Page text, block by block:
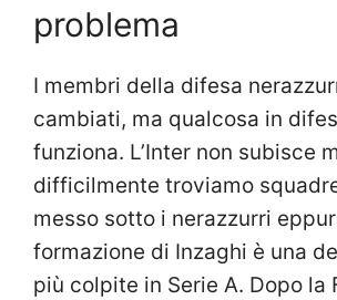
problema
I membri della difesa
cambiati, ma qualcosa in
funziona. L’Inter non subisce
difficilmente troviamo
messo sotto i nerazzurri
formazione di Inzaghi è una
più colpite in Serie A. Dopo la